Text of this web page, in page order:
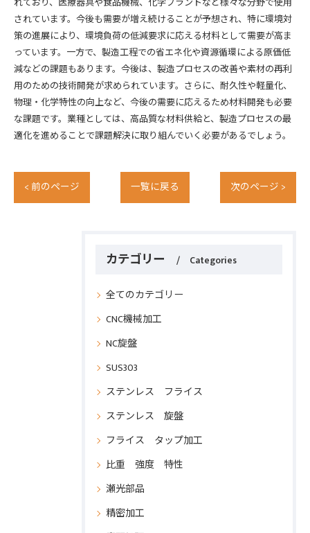
されています。今後も需要が増え続けることが予想され、特に環境対
策の進展により、環境負荷の低減要求に応える材料として需要が高ま
っています。一方で、製造工程での省エネ化や資源循環による原価低
減などの課題もあります。今後は、製造プロセスの改善や素材の再利
用のための技術開発が求められています。さらに、耐久性や軽量化、
物理・化学特性の向上など、今後の需要に応えるため材料開発も必要
な課題です。業種としては、高品質な材料供給と、製造プロセスの最
適化を進めることで課題解決に取り組んでいく必要があるでしょう。
< 前のページ 一覧に戻る 次のページ >
カテゴリー Categories
全てのカテゴリー
CNC機械加工
NC旋盤
SUS303
ステンレス フライス
ステンレス 旋盤
フライス タップ加工
比重 強度 特性
瀬光部品
精密加工